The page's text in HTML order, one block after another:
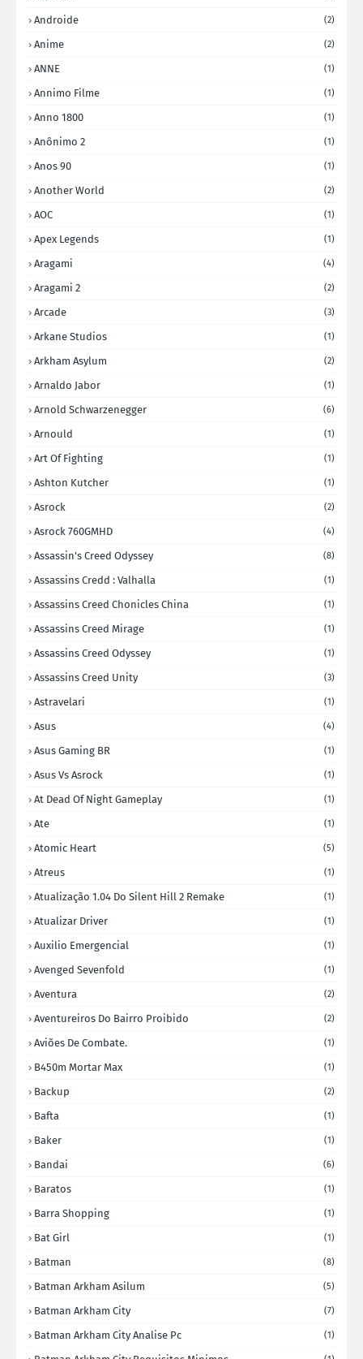
Androide (2)
Anime (2)
ANNE (1)
Annimo Filme (1)
Anno 1800 (1)
Anônimo 2 (1)
Anos 90 (1)
Another World (2)
AOC (1)
Apex Legends (1)
Aragami (4)
Aragami 2 (2)
Arcade (3)
Arkane Studios (1)
Arkham Asylum (2)
Arnaldo Jabor (1)
Arnold Schwarzenegger (6)
Arnould (1)
Art Of Fighting (1)
Ashton Kutcher (1)
Asrock (2)
Asrock 760GMHD (4)
Assassin's Creed Odyssey (8)
Assassins Credd : Valhalla (1)
Assassins Creed Chonicles China (1)
Assassins Creed Mirage (1)
Assassins Creed Odyssey (1)
Assassins Creed Unity (3)
Astravelari (1)
Asus (4)
Asus Gaming BR (1)
Asus Vs Asrock (1)
At Dead Of Night Gameplay (1)
Ate (1)
Atomic Heart (5)
Atreus (1)
Atualização 1.04 Do Silent Hill 2 Remake (1)
Atualizar Driver (1)
Auxilio Emergencial (1)
Avenged Sevenfold (1)
Aventura (2)
Aventureiros Do Bairro Proibido (2)
Aviões De Combate. (1)
B450m Mortar Max (1)
Backup (2)
Bafta (1)
Baker (1)
Bandai (6)
Baratos (1)
Barra Shopping (1)
Bat Girl (1)
Batman (8)
Batman Arkham Asilum (5)
Batman Arkham City (7)
Batman Arkham City Analise Pc (1)